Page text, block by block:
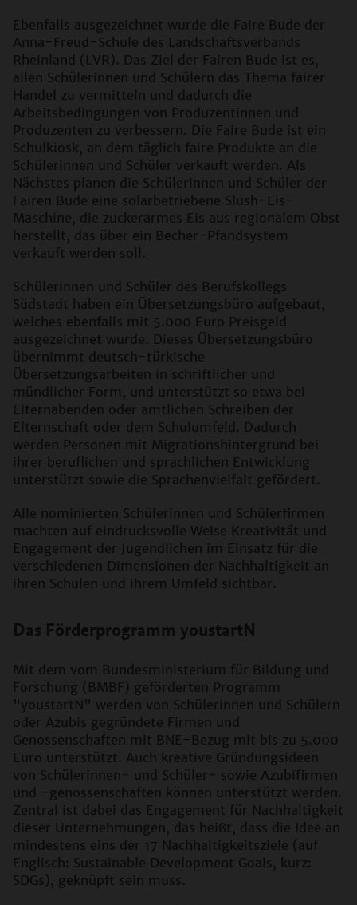
Ebenfalls ausgezeichnet wurde die Faire Bude der
Anna-Freud-Schule des Landschaftsverbands
Rheinland (LVR). Das Ziel der Fairen Bude ist es,
allen Schülerinnen und Schülern das Thema fairer
Handel zu vermitteln und dadurch die
Arbeitsbedingungen von Produzentinnen und
Produzenten zu verbessern. Die Faire Bude ist ein
Schulkiosk, an dem täglich faire Produkte an die
Schülerinnen und Schüler verkauft werden. Als
Nächstes planen die Schülerinnen und Schüler der
Fairen Bude eine solarbetriebene Slush-Eis-
Maschine, die zuckerarmes Eis aus regionalem Obst
herstellt, das über ein Becher-Pfandsystem
verkauft werden soll.
Schülerinnen und Schüler des Berufskollegs
Südstadt haben ein Übersetzungsbüro aufgebaut,
welches ebenfalls mit 5.000 Euro Preisgeld
ausgezeichnet wurde. Dieses Übersetzungsbüro
übernimmt deutsch-türkische
Übersetzungsarbeiten in schriftlicher und
mündlicher Form, und unterstützt so etwa bei
Elternabenden oder amtlichen Schreiben der
Elternschaft oder dem Schulumfeld. Dadurch
werden Personen mit Migrationshintergrund bei
ihrer beruflichen und sprachlichen Entwicklung
unterstützt sowie die Sprachenvielfalt gefördert.
Alle nominierten Schülerinnen und Schülerfirmen
machten auf eindrucksvolle Weise Kreativität und
Engagement der Jugendlichen im Einsatz für die
verschiedenen Dimensionen der Nachhaltigkeit an
ihren Schulen und ihrem Umfeld sichtbar.
Das Förderprogramm youstartN
Mit dem vom Bundesministerium für Bildung und
Forschung (BMBF) geförderten Programm
"youstartN" werden von Schülerinnen und Schülern
oder Azubis gegründete Firmen und
Genossenschaften mit BNE-Bezug mit bis zu 5.000
Euro unterstützt. Auch kreative Gründungsideen
von Schülerinnen- und Schüler- sowie Azubifirmen
und -genossenschaften können unterstützt werden.
Zentral ist dabei das Engagement für Nachhaltigkeit
dieser Unternehmungen, das heißt, dass die Idee an
mindestens eins der 17 Nachhaltigkeitsziele (auf
Englisch: Sustainable Development Goals, kurz:
SDGs), geknüpft sein muss.